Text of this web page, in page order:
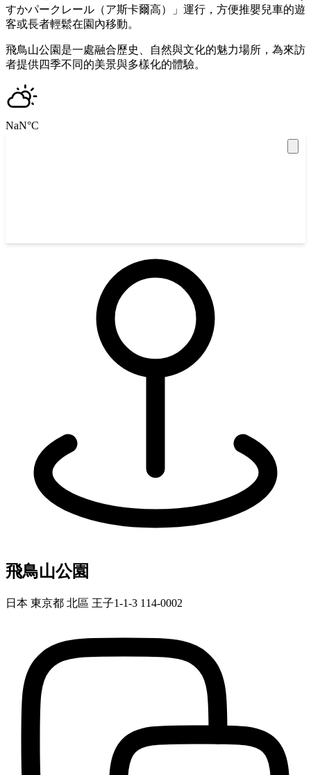
すかパークレール（ア斯卡爾高）」運行，方便推嬰兒車的遊
客或長者輕鬆在園內移動。
飛鳥山公園是一處融合歷史、自然與文化的魅力場所，為來訪
者提供四季不同的美景與多樣化的體驗。
NaN°C
飛鳥山公園
日本 東京都 北區 王子1-1-3 114-0002